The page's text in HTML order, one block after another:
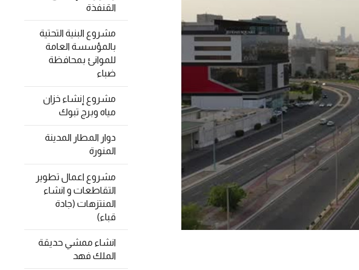
القنفذة
مشروع البنية التحتية
بالمؤسسة العامة
للموانئ بمحافظة
ضباء
مشروع إنشاء خزان
مياه وبرج تبوك
دوار المطار المدينة
المنورة
مشروع اعمال تطوير
التقاطعات و انشاء
المنتزهات (جادة
قباء)
انشاء ممشي حديقة
الملك فهد